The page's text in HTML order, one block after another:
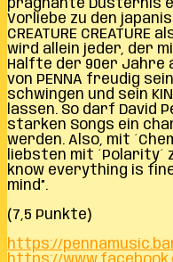
prägnante Düsternis
Vorliebe zu den
CREATURE CREATURE
wird allein jeder, der
Hälfte der 90er Jahre
von PENNA freudig
schwingen und sein
lassen. So darf David
starken Songs ein
werden. Also, mit
liebsten mit ´Polarity´
know everything is
mind”.
(7,5 Punkte)
https://